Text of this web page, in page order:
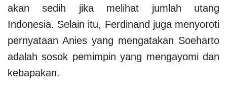
akan sedih jika melihat jumlah utang
Indonesia. Selain itu, Ferdinand juga menyoroti
pernyataan Anies yang mengatakan Soeharto
adalah sosok pemimpin yang mengayomi dan
kebapakan.